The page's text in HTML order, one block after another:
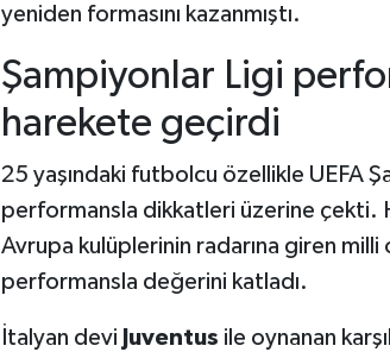
yeniden formasını kazanmıştı.
Şampiyonlar Ligi
harekete geçirdi
25 yaşındaki futbolcu özellikle UEFA
performansla dikkatleri üzerine çekti.
Avrupa kulüplerinin radarına giren
performansla değerini katladı.
İtalyan devi Juventus ile oynanan